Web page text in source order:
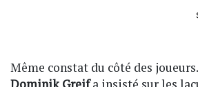
Même constat du côté des